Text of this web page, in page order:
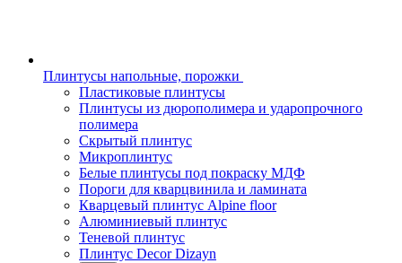
Плинтусы напольные, порожки
Пластиковые плинтусы
Плинтусы из дюрополимера и ударопрочного
полимера
Скрытый плинтус
Микроплинтус
Белые плинтусы под покраску МДФ
Пороги для кварцвинила и ламината
Кварцевый плинтус Alpine floor
Алюминиевый плинтус
Теневой плинтус
Плинтус Decor Dizayn